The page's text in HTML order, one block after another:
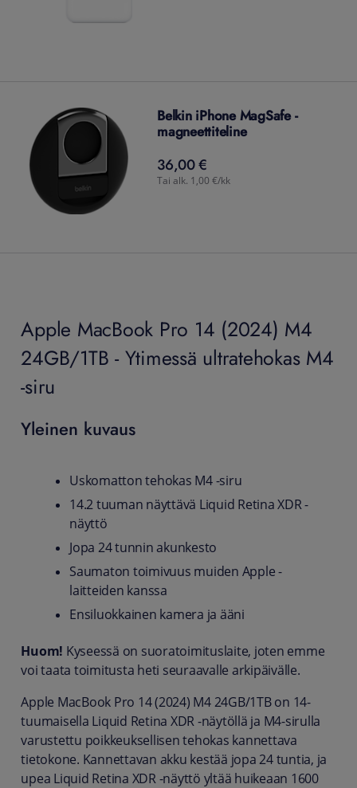
Belkin iPhone MagSafe -
magneettiteline
36,00 €
36,00€
Tai alk. 1,00 €/kk
Apple MacBook Pro 14 (2024) M4
24GB/1TB - Ytimessä ultratehokas M4
-siru
Yleinen kuvaus
Uskomatton tehokas M4 -siru
14.2 tuuman näyttävä Liquid Retina XDR -
näyttö
Jopa 24 tunnin akunkesto
Saumaton toimivuus muiden Apple -
laitteiden kanssa
Ensiluokkainen kamera ja ääni
Huom! Kyseessä on suoratoimituslaite, joten emme
voi taata toimitusta heti seuraavalle arkipäivälle.
Apple MacBook Pro 14 (2024) M4 24GB/1TB on 14-
tuumaisella Liquid Retina XDR -näytöllä ja M4-sirulla
varustettu poikkeuksellisen tehokas kannettava
tietokone. Kannettavan akku kestää jopa 24 tuntia, ja
upea Liquid Retina XDR -näyttö yltää huikeaan 1600